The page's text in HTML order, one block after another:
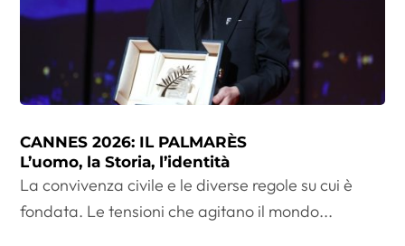
CANNES 2026: IL PALMARÈS
L’uomo, la Storia, l’identità
La convivenza civile e le diverse regole su cui è
fondata. Le tensioni che agitano il mondo...